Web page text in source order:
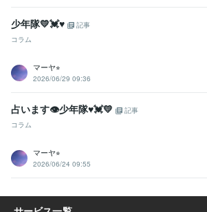
少年隊💛💓♥
記事
コラム
マーヤ⭐︎
2026/06/29 09:36
占います👁少年隊♥💓💛
記事
コラム
マーヤ⭐︎
2026/06/24 09:55